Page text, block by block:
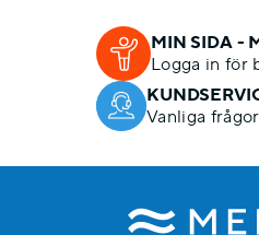
MIN SIDA -
Logga in för
Vanliga